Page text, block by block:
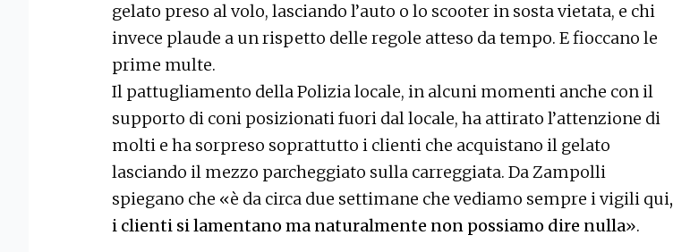
gelato preso al volo, lasciando l’auto o lo scooter in sosta vietata, e chi
invece plaude a un rispetto delle regole atteso da tempo. E fioccano le
prime multe.
Il pattugliamento della Polizia locale, in alcuni momenti anche con il
supporto di coni posizionati fuori dal locale, ha attirato l’attenzione di
molti e ha sorpreso soprattutto i clienti che acquistano il gelato
lasciando il mezzo parcheggiato sulla carreggiata. Da Zampolli
spiegano che «è da circa due settimane che vediamo sempre i vigili qui,
i clienti si lamentano ma naturalmente non possiamo dire nulla».